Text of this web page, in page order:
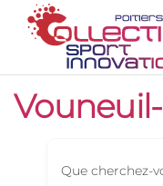
Que cherchez-